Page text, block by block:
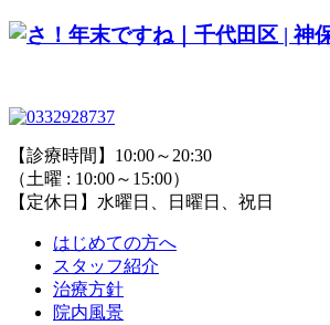
【診療時間】10:00～20:30
（土曜 : 10:00～15:00）
【定休日】水曜日、日曜日、祝日
はじめての方へ
スタッフ紹介
治療方針
院内風景